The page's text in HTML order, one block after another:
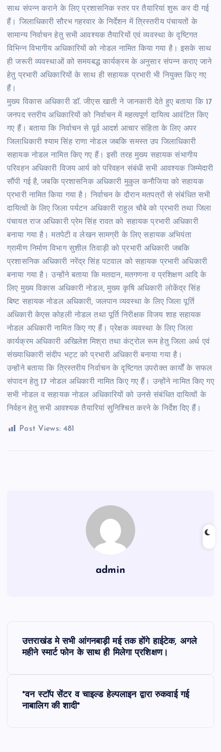
साथ संपन्न कराने के लिए प्रशासनिक स्तर पर तैयारियां शुरू कर दी गई
हैं। जिलाधिकारी सौरभ गहरवार के निर्देशन में त्रिस्तरीय पंचायतों के
सामान्य निर्वाचन हेतु सभी आवश्यक तैयारियों एवं व्यवस्था के दृष्टिगत
विभिन्न विभागीय अधिकारियों को नोडल नामित किया गया है। इसके साथ
ही जरूरी व्यवस्थाओं को समयबद्ध कार्यक्रम के अनुसार संपन्न कराए जाने
हेतु प्रभारी अधिकारियों के साथ ही सहायक प्रभारी भी नियुक्त किए गए
हैं।
मुख्य विकास अधिकारी डाॅ. जीएस खाती ने जानकारी देते हुए बताया कि 17
जनपद स्तरीय अधिकारियों को निर्वाचन में महत्वपूर्ण दायित्व आवंटित किए
गए हैं। बताया कि निर्वाचन से पूर्व आदर्श आचार संहिता के लिए अपर
जिलाधिकारी श्याम सिंह राणा नोडल जबकि समस्त उप जिलाधिकारी
सहायक नोडल नामित किए गए हैं। इसी तरह मुख्य सहायक संभागीय
परिवहन अधिकारी विजय आर्य को परिवहन संबंधी सभी आवश्यक जिम्मेदारी
सौंपी गई है, जबकि प्रशासनिक अधिकारी मुकुल कनौजिया को सहायक
प्रभारी नामित किया गया है। निर्वाचन के दौरान मतपत्रों से संबंधित सभी
दायित्वों के लिए जिला पर्यटन अधिकारी राहुल चौबे को प्रभारी तथा जिला
पंचायत राज अधिकारी प्रेम सिंह रावत को सहायक प्रभारी अधिकारी
बनाया गया है। मतपेटी व लेखन सामग्री के लिए सहायक अभियंता
ग्रामीण निर्माण विभाग सुशील तिवाड़ी को प्रभारी अधिकारी जबकि
प्रशासनिक अधिकारी नरेंद्र सिंह पटवाल को सहायक प्रभारी अधिकारी
बनाया गया है। उन्होंने बताया कि मतदान, मतगणना व प्रशिक्षण आदि के
लिए मुख्य विकास अधिकारी नोडल, मुख्य कृषि अधिकारी लोकेंद्र सिंह
बिष्ट सहायक नोडल अधिकारी, जलपान व्यवस्था के लिए जिला पूर्ति
अधिकारी केएस कोहली नोडल तथा पूर्ति निरीक्षक विजय शाह सहायक
नोडल अधिकारी नामित किए गए हैं। प्रेक्षक व्यवस्था के लिए जिला
कार्यक्रम अधिकारी अखिलेश मिश्रा तथा कंट्रोल रूम हेतु जिला अर्थ एवं
संख्याधिकारी संदीप भट्ट को प्रभारी अधिकारी बनाया गया है।
उन्होंने बताया कि त्रिस्तरीय निर्वाचन के दृष्टिगत उपरोक्त कार्यों के सफल
संपादन हेतु 17 नोडल अधिकारी नामित किए गए हैं। उन्होंने नामित किए गए
सभी नोडल व सहायक नोडल अधिकारियों को उनसे संबंधित दायित्वों के
निर्वहन हेतु सभी आवश्यक तैयारियां सुनिश्चित करने के निर्देश दिए हैं।
Post Views: 481
admin
उत्तराखंड मे सभी आंगनबाड़ी मई तक होंगे हाईटेक, अगले
महीने स्मार्ट फोन के साथ ही मिलेगा प्रशिक्षण।
*वन स्टाॅप सेंटर व चाइल्ड हेल्पलाइन द्वारा रुकवाई गई
नाबालिग की शादी*